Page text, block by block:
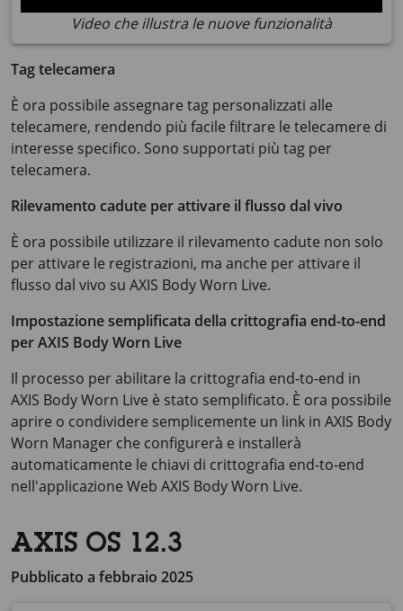
Video che illustra le nuove funzionalità
Tag telecamera
È ora possibile assegnare tag personalizzati alle
telecamere, rendendo più facile filtrare le telecamere di
interesse specifico. Sono supportati più tag per
telecamera.
Rilevamento cadute per attivare il flusso dal vivo
È ora possibile utilizzare il rilevamento cadute non solo
per attivare le registrazioni, ma anche per attivare il
flusso dal vivo su AXIS BodyWorn Live.
Impostazione semplificata della crittografia end-to-end
perAXIS BodyWorn Live
Il processo per abilitare la crittografia end-to-end in
AXIS BodyWorn Live è stato semplificato. È ora possibile
aprire o condividere semplicemente un link in AXIS Body
Worn Manager che configurerà e installerà
automaticamente le chiavi di crittografia end-to-end
nell'applicazione Web AXIS BodyWorn Live.
AXIS OS 12.3
Pubblicato a febbraio 2025